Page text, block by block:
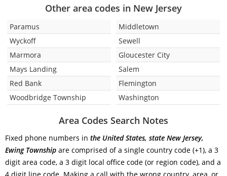
Other area codes in New Jersey
Paramus
Wyckoff
Marmora
Mays Landing
Red Bank
Woodbridge Township
Middletown
Sewell
Gloucester City
Salem
Flemington
Washington
Area Codes Search Notes
Fixed phone numbers in the United States, state New Jersey,
Ewing Township are comprised of a single country code (+1), a 3
digit area code, a 3 digit local office code (or region code), and a